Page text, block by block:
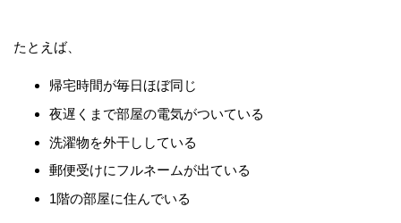
たとえば、
帰宅時間が毎日ほぼ同じ
夜遅くまで部屋の電気がついている
洗濯物を外干ししている
郵便受けにフルネームが出ている
1階の部屋に住んでいる